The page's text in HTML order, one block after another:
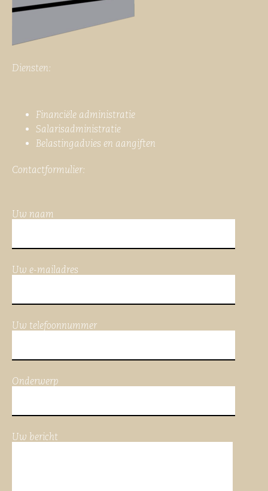
Diensten:
Financiële administratie
Salarisadministratie
Belastingadvies en aangiften
Contactformulier:
Uw naam
Uw e-mailadres
Uw telefoonnummer
Onderwerp
Uw bericht